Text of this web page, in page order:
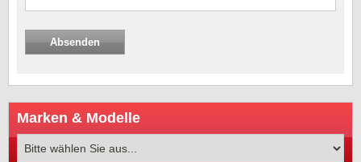
Marken & Modelle